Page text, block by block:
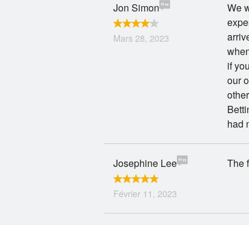
Jon Simon
Mars 28, 2023
We
if
our
had
Josephine Lee
Février 11, 2023
The